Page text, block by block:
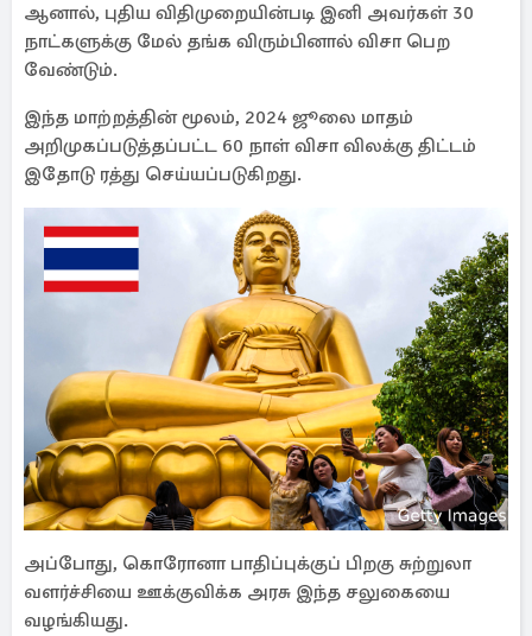
ஆனால், புதிய விதிமுறையின்படி இனி அவர்கள் 30
நாட்களுக்கு மேல் தங்க விரும்பினால் விசா பெற
வேண்டும்.
இந்த மாற்றத்தின் மூலம், 2024 ஜூலை மாதம்
அறிமுகப்படுத்தப்பட்ட 60 நாள் விசா விலக்கு திட்டம்
இதோடு ரத்து செய்யப்படுகிறது.
அப்போது, கொரோனா பாதிப்புக்குப் பிறகு சுற்றுலா
வளர்ச்சியை ஊக்குவிக்க அரசு இந்த சலுகையை
வழங்கியது.